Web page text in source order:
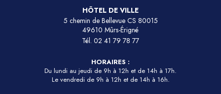
HÔTEL DE VILLE
5 chemin de Bellevue CS 80015
49610 Mûrs-Érigné
Tél. 02 41 79 78 77
HORAIRES :
Du lundi au jeudi de 9h à 12h et de 14h à 17h.
Le vendredi de 9h à 12h et de 14h à 16h.